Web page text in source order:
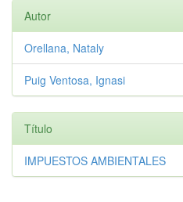
Autor
Orellana, Nataly
Puig Ventosa, Ignasi
Título
IMPUESTOS AMBIENTALES